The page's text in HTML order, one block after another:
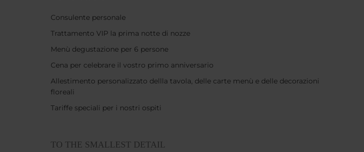
Consulente personale
Trattamento VIP la prima notte di nozze
Menù degustazione per 6 persone
Cena per celebrare il vostro primo anniversario
Allestimento personalizzato dellla tavola, delle carte menù e delle decorazioni
floreali
Tariffe speciali per i nostri ospiti
TO THE SMALLEST DETAIL